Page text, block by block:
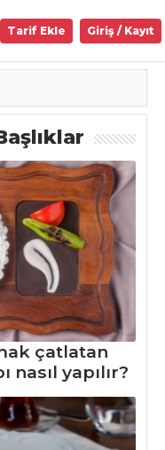
Tarif Ekle Giriş / Kayıt
çatlatan
nasıl yapılır?